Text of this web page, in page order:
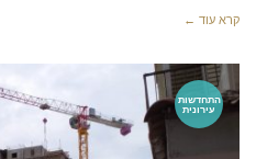
קרא עוד ←
התחדשות
עירונית